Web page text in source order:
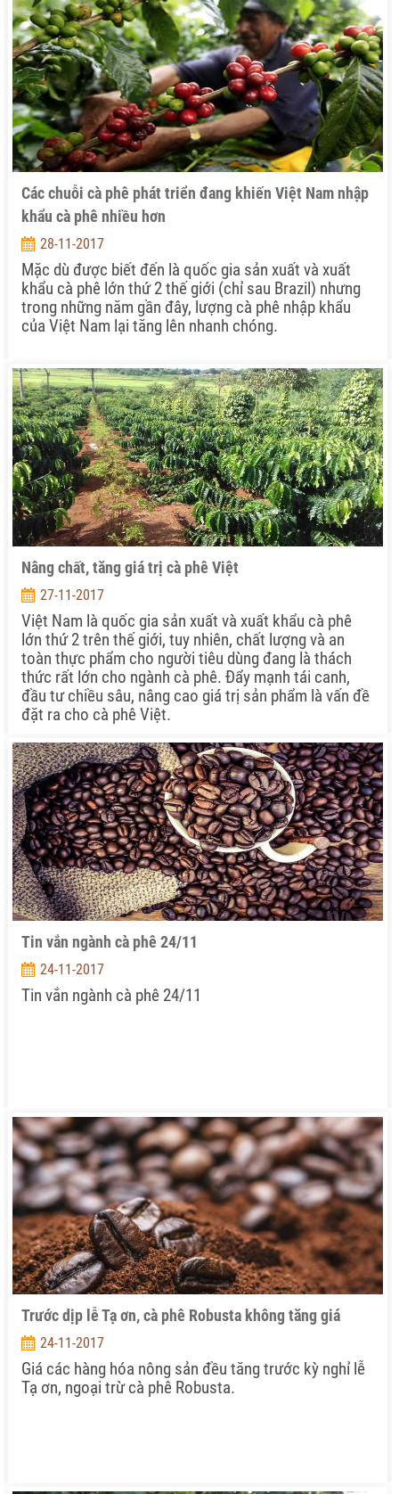
Các chuỗi cà phê phát triển đang khiến Việt Nam nhập
khẩu cà phê nhiều hơn
28-11-2017
Mặc dù được biết đến là quốc gia sản xuất và xuất
khẩu cà phê lớn thứ 2 thế giới (chỉ sau Brazil) nhưng
trong những năm gần đây, lượng cà phê nhập khẩu
của Việt Nam lại tăng lên nhanh chóng.
Nâng chất, tăng giá trị cà phê Việt
27-11-2017
Việt Nam là quốc gia sản xuất và xuất khẩu cà phê
lớn thứ 2 trên thế giới, tuy nhiên, chất lượng và an
toàn thực phẩm cho người tiêu dùng đang là thách
thức rất lớn cho ngành cà phê. Đẩy mạnh tái canh,
đầu tư chiều sâu, nâng cao giá trị sản phẩm là vấn đề
đặt ra cho cà phê Việt.
Tin vắn ngành cà phê 24/11
24-11-2017
Tin vắn ngành cà phê 24/11
Trước dịp lễ Tạ ơn, cà phê Robusta không tăng giá
24-11-2017
Giá các hàng hóa nông sản đều tăng trước kỳ nghỉ lễ
Tạ ơn, ngoại trừ cà phê Robusta.